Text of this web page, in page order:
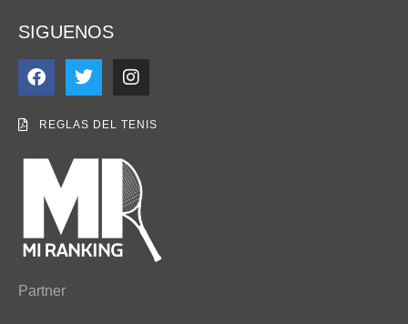
SIGUENOS
REGLAS DEL TENIS
Partner